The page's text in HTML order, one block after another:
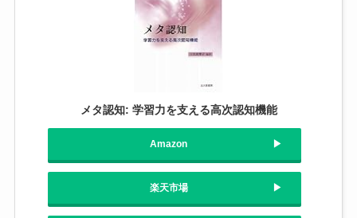
メタ認知: 学習力を支える高次認知機能
Amazon
楽天市場